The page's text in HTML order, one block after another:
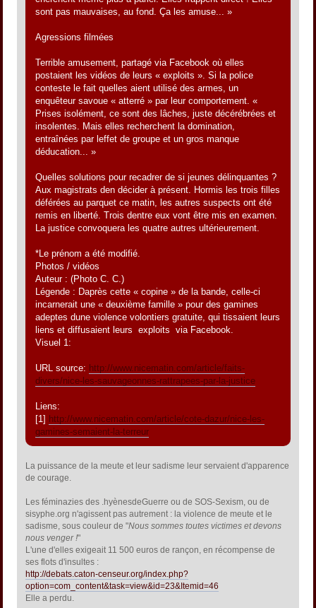
sont pas mauvaises, au fond. Ça les amuse... »
Agressions filmées
Terrible amusement, partagé via Facebook où elles
postaient les vidéos de leurs « exploits ». Si la police
conteste le fait quelles aient utilisé des armes, un
enquêteur savoue « atterré » par leur comportement. «
Prises isolément, ce sont des lâches, juste décérébrées et
insolentes. Mais elles recherchent la domination,
entraînées par leffet de groupe et un gros manque
déducation... »
Quelles solutions pour recadrer de si jeunes délinquantes ?
Aux magistrats den décider à présent. Hormis les trois filles
déférées au parquet ce matin, les autres suspects ont été
remis en liberté. Trois dentre eux vont être mis en examen.
La justice convoquera les quatre autres ultérieurement.
*Le prénom a été modifié.
Photos / vidéos
Auteur : (Photo C. C.)
Légende : Daprès cette « copine » de la bande, celle-ci
incarnerait une « deuxième famille » pour des gamines
adeptes dune violence volontiers gratuite, qui tissaient leurs
liens et diffusaient leurs  exploits  via Facebook.
Visuel 1:
URL source: http://www.nicematin.com/article/faits-
divers/nice-les-sauvageonnes-rattrapees-par-la-justice
Liens:
[1] http://www.nicematin.com/article/cote-dazur/nice-les-
gamines-semaient-la-terreur
La puissance de la meute et leur sadisme leur servaient d'apparence
de courage.
Les féminazies des .hyènesdeGuerre ou de SOS-Sexism, ou de
sisyphe.org n'agissent pas autrement : la violence de meute et le
sadisme, sous couleur de "Nous sommes toutes victimes et devons
nous venger !"
L'une d'elles exigeait 11 500 euros de rançon, en récompense de
ses flots d'insultes :
http://debats.caton-censeur.org/index.php?
option=com_content&task=view&id=23&Itemid=46
Elle a perdu.